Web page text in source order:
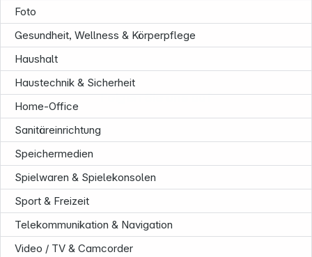
Foto
Gesundheit, Wellness & Körperpflege
Haushalt
Haustechnik & Sicherheit
Home-Office
Sanitäreinrichtung
Speichermedien
Spielwaren & Spielekonsolen
Sport & Freizeit
Telekommunikation & Navigation
Video / TV & Camcorder
Folgen Sie uns auf